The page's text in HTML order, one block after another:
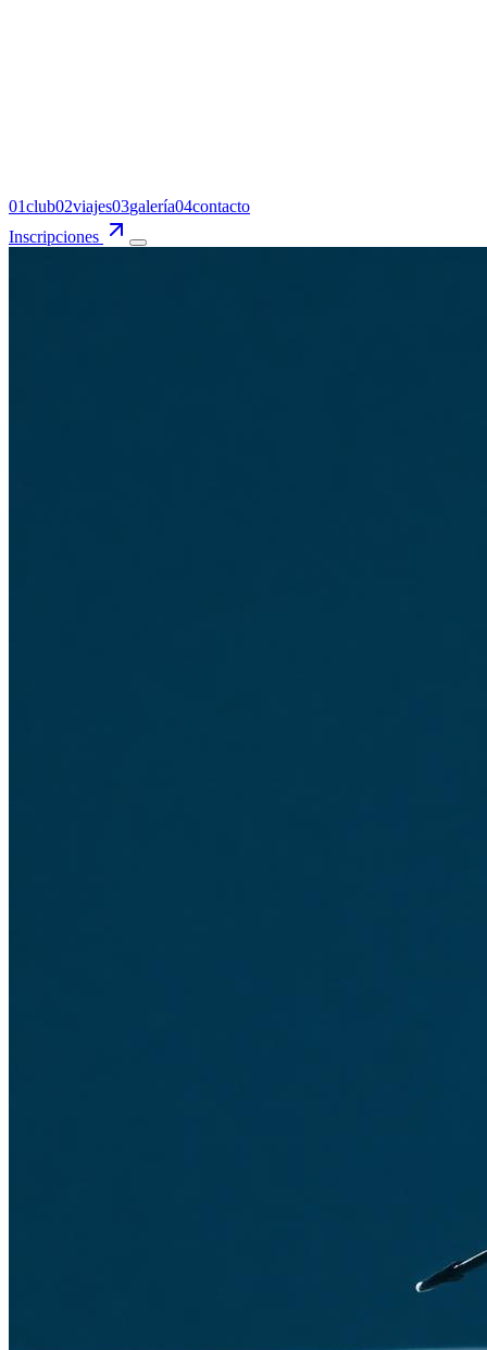
01club02viajes03galería04contacto
Inscripciones